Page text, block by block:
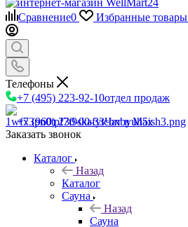
Сравнение0 Избранные товары
Телефоны
+7 (495) 223-92-10отдел продаж
+7 (960) 230-00-33Чат в Max
Заказать звонок
Каталог
Назад
Каталог
Сауна
Назад
Сауна